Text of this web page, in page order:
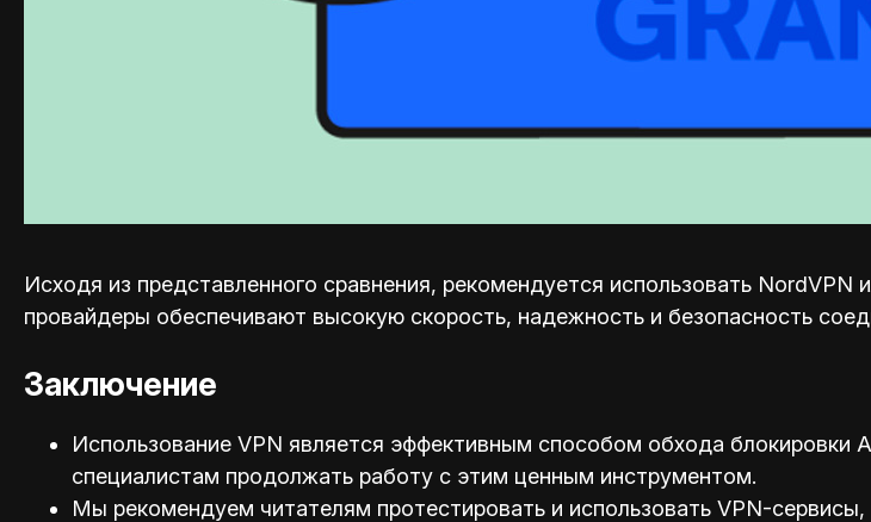
Исходя из представленного сравнения, рекомендуется использовать
провайдеры обеспечивают высокую скорость, надежность и безопасность
Заключение
Использование VPN является эффективным способом обхода блокировки
специалистам продолжать работу с этим ценным инструментом.
Мы рекомендуем читателям протестировать и использовать VPN-